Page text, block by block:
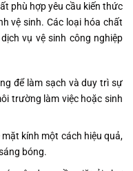
phù hợp yêu cầu kiến thức
vệ sinh. Các loại hóa chất
vụ vệ sinh công nghiệp
để làm sạch và duy trì sự
trường làm việc hoặc sinh
mặt kính một cách hiệu quả,
bóng.